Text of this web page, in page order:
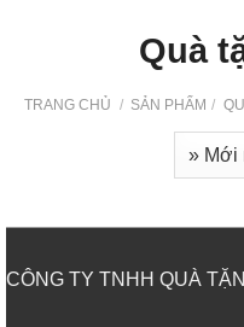
Quà
TRANG CHỦ / SẢN PHẨM /
CÔNG TY TNHH QUÀ